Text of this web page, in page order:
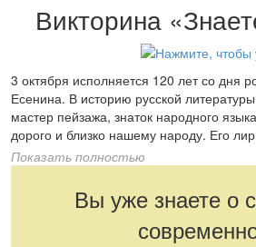
Викторина
3 октября исполняется 120 лет со дня
Есенина. В историю русской
мастер пейзажа, знаток народного
дорого и близко нашему народу. Его
Время не властно над поэзией
себя нечто близкое и дорогое, потому
человеку, любовью к стране
принять участие в викторине «Знаете
Показать полностью
Вы уже знаете о